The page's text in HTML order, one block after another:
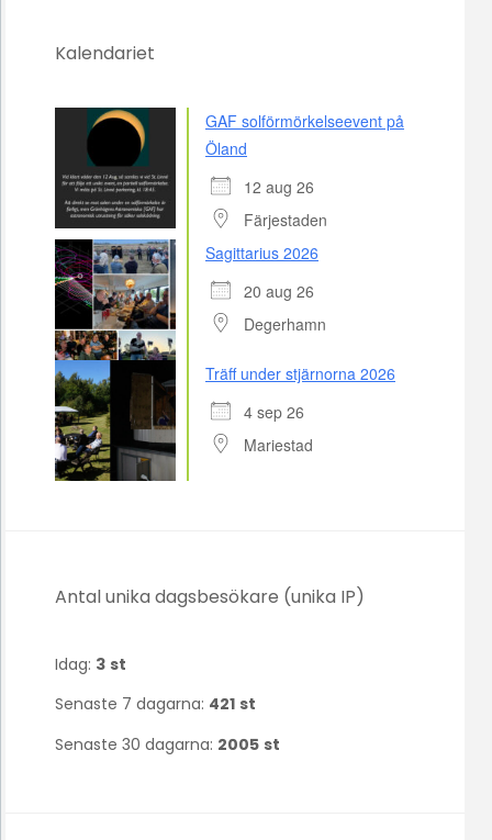
Kalendariet
GAF solförmörkelseevent på
Öland
12 aug 26
Färjestaden
Sagittarius 2026
20 aug 26
Degerhamn
Träff under stjärnorna 2026
4 sep 26
Mariestad
Antal unika dagsbesökare (unika IP)
Idag: 3 st
Senaste 7 dagarna: 421 st
Senaste 30 dagarna: 2005 st